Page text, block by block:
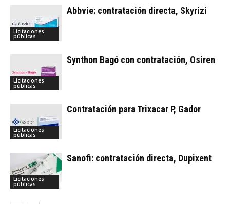
Licitaciones
públicas
Abbvie: contratación directa, Skyrizi
Licitaciones
públicas
Synthon Bagó con contratación, Osiren
Licitaciones
públicas
Contratación para Trixacar P, Gador
Licitaciones
públicas
Sanofi: contratación directa, Dupixent